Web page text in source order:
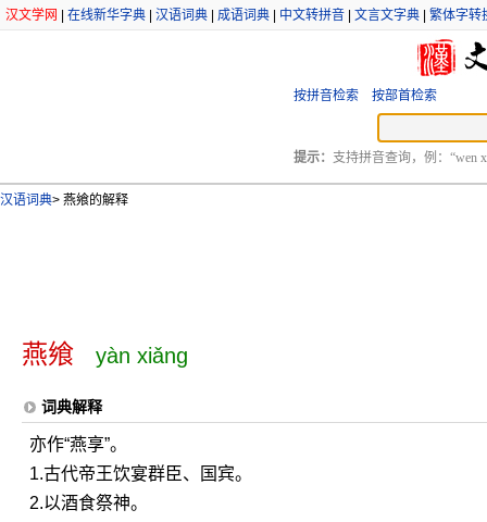
汉文学网 在线新华字典 汉语词典 成语词典 中文转拼音 文言文字典 繁体字转
按拼音检索 按部首检索
提示： 支持拼音查询，例：“wen
汉语词典> 燕飨的解释
燕飨 yàn xiǎng
词典解释
亦作“燕享”。
1.古代帝王饮宴群臣、国宾。
2.以酒食祭神。